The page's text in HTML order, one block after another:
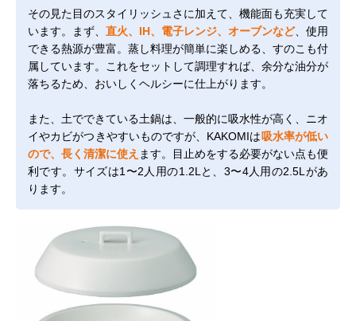
その見た目のスタイリッシュさに加えて、機能面も充実して
います。まず、 直火、IH、電子レンジ、オーブンなど、使用
できる熱源が豊富。蒸し料理が簡単に楽しめる、すのこも付
属しています。これをセットして調理すれば、余分な油分が
落ちるため、おいしくヘルシーに仕上がります。
また、土でできている土鍋は、一般的に吸水性が高く、ニオ
イやカビがつきやすいものですが、KAKOMIは 吸水率が低い
ので、長く清潔に使え ます。目止めをする必要がない点も便
利です。サイズは1〜2人用の1.2Lと、3〜4人用の2.5Lがあ
ります。